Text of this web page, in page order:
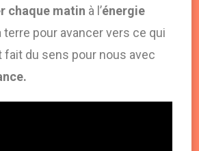
chaque matin à l’énergie
terre pour avancer vers ce qui
fait du sens pour nous avec